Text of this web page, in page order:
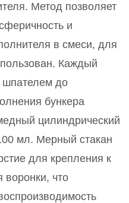
Метод позволяет
и
в смеси, для
Каждый
шпателем до
бункера
цилиндрический
мл. Мерный стакан
для крепления к
воронки, что